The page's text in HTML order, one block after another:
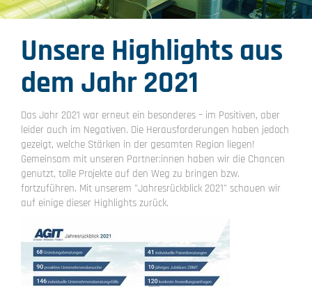
Unsere Highlights aus
dem Jahr 2021
Das Jahr 2021 war erneut ein besonderes – im Positiven, aber
leider auch im Negativen. Die Herausforderungen haben jedoch
gezeigt, welche Stärken in der gesamten Region liegen!
Gemeinsam mit unseren Partner:innen haben wir die Chancen
genutzt, tolle Projekte auf den Weg zu bringen bzw.
fortzuführen. Mit unserem "Jahresrückblick 2021" schauen wir
auf einige dieser Highlights zurück.